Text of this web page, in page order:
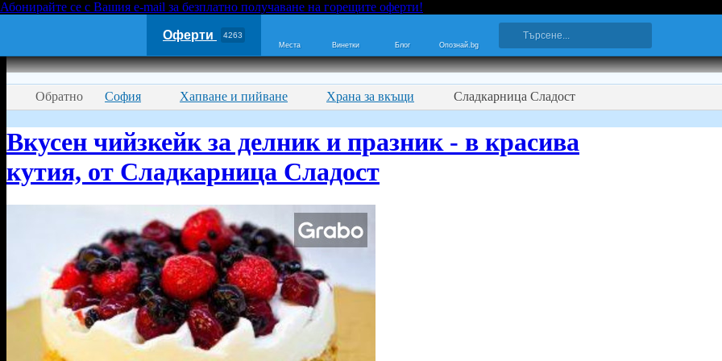
Абонирайте се с Вашия e-mail за безплатно получаване на горещите оферти!
Оферти 4263
Места Винетки Блог Опознай.bg
Обратно София Хапване и пийване Храна за вкъщи Сладкарница Сладост
Вкусен чийзкейк за делник и празник - в красива
кутия, от Сладкарница Сладост